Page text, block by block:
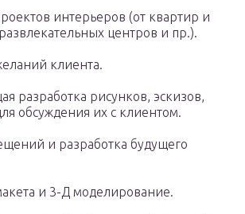
интерьеров (от квартир и
центров и пр.).
клиента.
разработка рисунков, эскизов,
обсуждения их с клиентом.
и разработка будущего
и 3-Д моделирование.